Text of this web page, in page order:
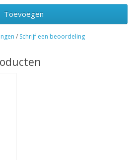
Toevoegen
/ Schrijf een beoordeling